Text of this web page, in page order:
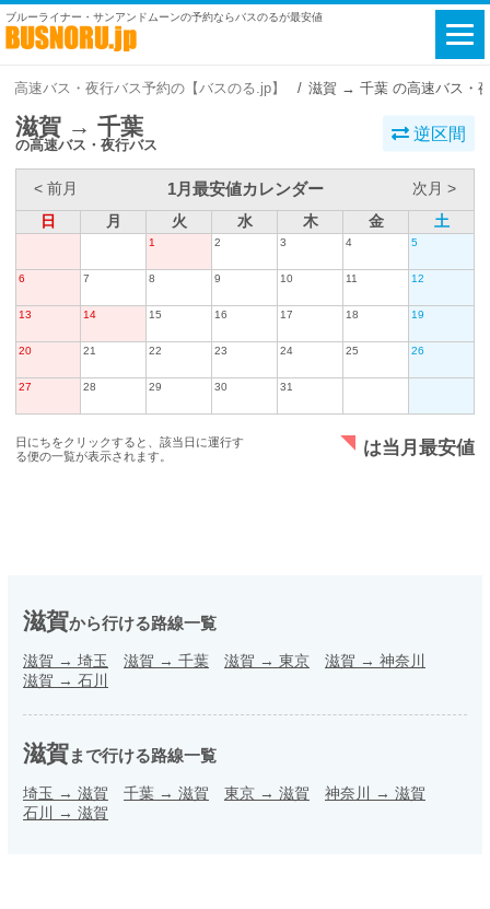
ブルーライナー・サンアンドムーンの予約ならバスのるが最安値
高速バス・夜行バス予約の【バスのる.jp】 滋賀 → 千葉 の高速バス・
滋賀 → 千葉
の高速バス・夜行バス
逆区間
< 前月 1月最安値カレンダー
次月 >
日
月 火 水 木 金 土
1 2 3 4 5
6 7 8 9 10 11 12
13 14 15 16 17 18 19
20 21 22 23 24 25 26
27 28 29 30 31
日にちをクリックすると、該当日に運行す
る便の一覧が表示されます。
は当月最安値
滋賀から行ける路線一覧
滋賀 → 埼玉 滋賀 → 千葉 滋賀 → 東京 滋賀 → 神奈川
滋賀 → 石川
滋賀まで行ける路線一覧
埼玉 → 滋賀 千葉 → 滋賀 東京 → 滋賀 神奈川 → 滋賀
石川 → 滋賀